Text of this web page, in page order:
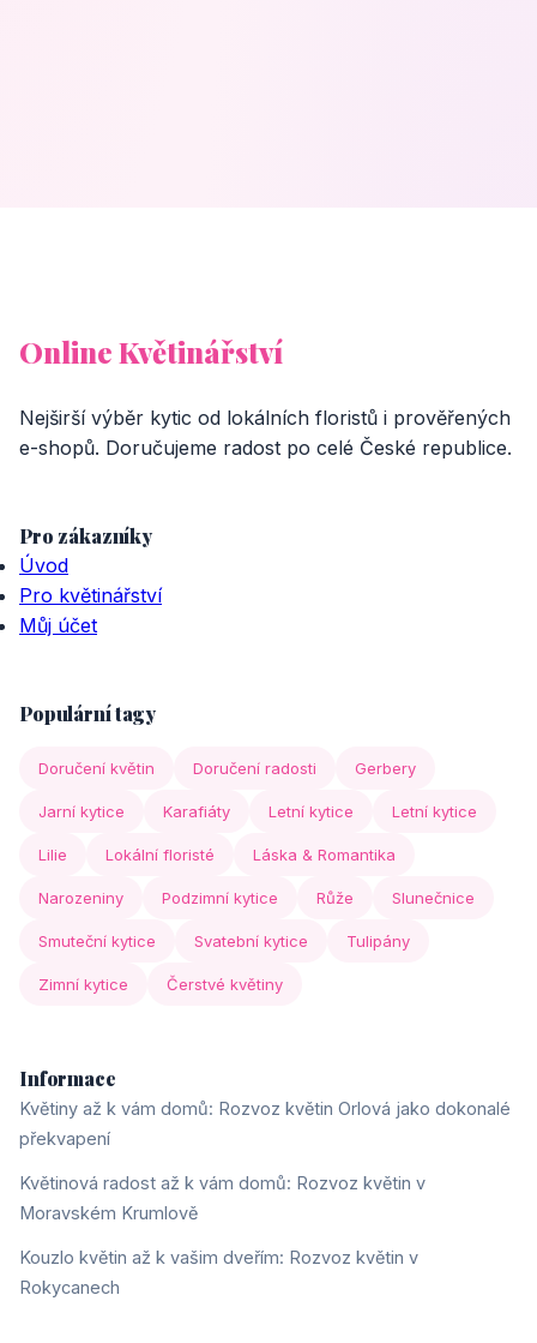
Online Květinářství
Nejširší výběr kytic od lokálních floristů i prověřených
e-shopů. Doručujeme radost po celé České republice.
Pro zákazníky
Úvod
Pro květinářství
Můj účet
Populární tagy
Doručení květin Doručení radosti Gerbery
Jarní kytice Karafiáty Letní kytice Letní kytice
Lilie Lokální floristé Láska & Romantika
Narozeniny Podzimní kytice Růže Slunečnice
Smuteční kytice Svatební kytice Tulipány
Zimní kytice Čerstvé květiny
Informace
Květiny až k vám domů: Rozvoz květin Orlová jako dokonalé
překvapení
Květinová radost až k vám domů: Rozvoz květin v
Moravském Krumlově
Kouzlo květin až k vašim dveřím: Rozvoz květin v
Rokycanech